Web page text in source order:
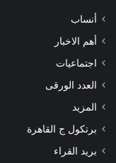
أنساب
أهم الاخبار
اجتماعيات
العدد الورقى
المزيد
برتكول ج القاهرة
بريد القراء